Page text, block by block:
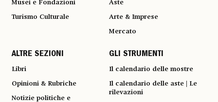
Musei e Fondazioni
Turismo Culturale
Aste
Arte & Imprese
Mercato
ALTRE SEZIONI
Libri
Opinioni & Rubriche
Notizie politiche e
GLI STRUMENTI
Il calendario delle mostre
Il calendario delle aste | Le
rilevazioni